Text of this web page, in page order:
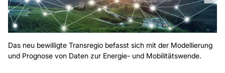
Das neu bewilligte Transregio befasst sich mit der Modellierung
und Prognose von Daten zur Energie- und Mobilitätswende.